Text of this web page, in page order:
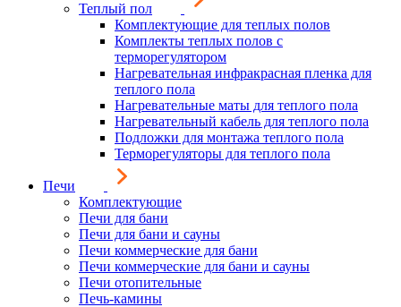
Теплый пол
Комплектующие для теплых полов
Комплекты теплых полов с
терморегулятором
Нагревательная инфракрасная пленка для
теплого пола
Нагревательные маты для теплого пола
Нагревательный кабель для теплого пола
Подложки для монтажа теплого пола
Терморегуляторы для теплого пола
Печи
Комплектующие
Печи для бани
Печи для бани и сауны
Печи коммерческие для бани
Печи коммерческие для бани и сауны
Печи отопительные
Печь-камины